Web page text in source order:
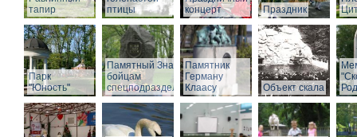
тапир
птицы
концерт
Праздник
Парк
"Юность"
Памятный Знак
бойцам
спецподразделений
Памятник
Герману
Клаасу
Объект скала